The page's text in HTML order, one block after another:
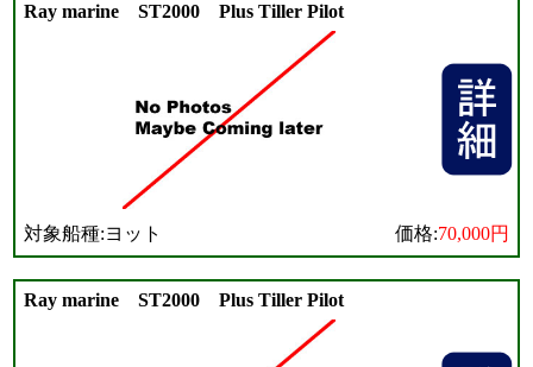
Ray marine ST2000 Plus Tiller Pilot
対象船種:ヨット 価格:70,000円
Ray marine ST2000 Plus Tiller Pilot